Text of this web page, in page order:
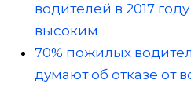
водителей в 2017
высоким
70% пожилых
думают об отказе от